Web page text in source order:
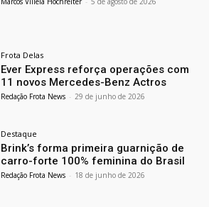
Frota Delas
Ever Express reforça operações com
11 novos Mercedes-Benz Actros
Redação Frota News - 29 de junho de 2026
Destaque
Brink’s forma primeira guarnição de
carro-forte 100% feminina do Brasil
Redação Frota News - 18 de junho de 2026